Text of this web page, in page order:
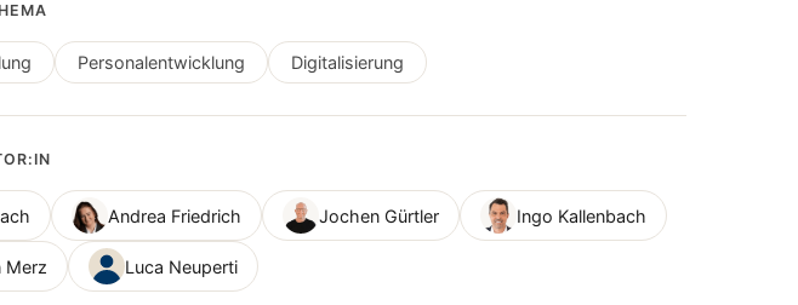
Personalentwicklung Digitalisierung
Andrea Friedrich Jochen Gürtler Ingo Kallenbach
Merz Luca Neuperti